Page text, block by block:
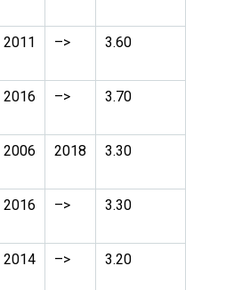
2011 –> 3.60
2016 –> 3.70
2006 2018 3.30
2016 –> 3.30
2014 –> 3.20